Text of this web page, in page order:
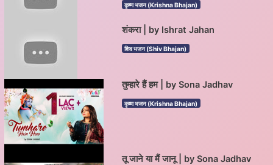
कृष्ण भजन (Krishna Bhajan)
शंकरा | by Ishrat Jahan
शिव भजन (Shiv Bhajan)
तुम्हारे हैं हम | by Sona Jadhav
कृष्ण भजन (Krishna Bhajan)
तू जाने या मैं जानू | by Sona Jadhav